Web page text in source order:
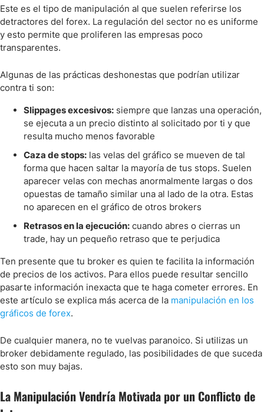
Este es el tipo de manipulación al que suelen referirse los
detractores del forex. La regulación del sector no es uniforme
y esto permite que proliferen las empresas poco
transparentes.
Algunas de las prácticas deshonestas que podrían utilizar
contra ti son:
Slippages excesivos: siempre que lanzas una operación,
se ejecuta a un precio distinto al solicitado por ti y que
resulta mucho menos favorable
Caza de stops: las velas del gráfico se mueven de tal
forma que hacen saltar la mayoría de tus stops. Suelen
aparecer velas con mechas anormalmente largas o dos
opuestas de tamaño similar una al lado de la otra. Estas
no aparecen en el gráfico de otros brokers
Retrasos en la ejecución: cuando abres o cierras un
trade, hay un pequeño retraso que te perjudica
Ten presente que tu broker es quien te facilita la información
de precios de los activos. Para ellos puede resultar sencillo
pasarte información inexacta que te haga cometer errores. En
este artículo se explica más acerca de la manipulación en los
gráficos de forex.
De cualquier manera, no te vuelvas paranoico. Si utilizas un
broker debidamente regulado, las posibilidades de que suceda
esto son muy bajas.
La Manipulación Vendría Motivada por un Conflicto de